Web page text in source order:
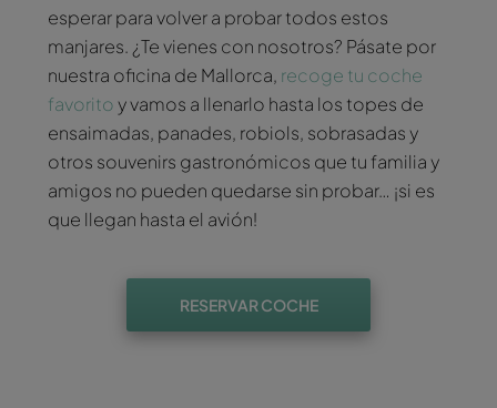
esperar para volver a probar todos estos
manjares. ¿Te vienes con nosotros? Pásate por
nuestra oficina de Mallorca, recoge tu coche
favoritoy vamos a llenarlo hasta los topes de
ensaimadas, panades, robiols, sobrasadas y
otros souvenirs gastronómicos que tu familia y
amigos no pueden quedarse sin probar… ¡si es
que llegan hasta el avión!
RESERVAR COCHE